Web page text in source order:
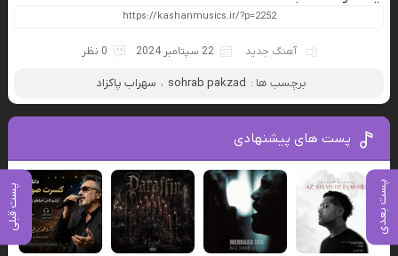
پست بعدی پست قبلی
آهنگ جدید 22 سپتامبر 2024 0 نظر
برچسب ها : sohrab pakzad ، سهراب پاکزاد
پست های پیشنهادی